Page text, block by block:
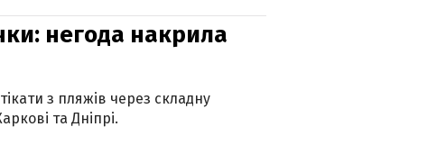
негода накрила
з пляжів через складну
та Дніпрі.